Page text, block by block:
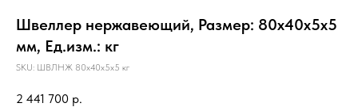
Швеллер нержавеющий, Размер: 80х40х5х5
мм, Ед.изм.: кг
SKU: ШВЛНЖ 80х40х5х5 кг
2 441 700 р.